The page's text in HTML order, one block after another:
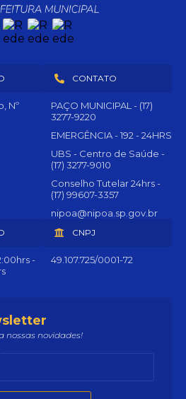
Nº
CONTATO
PAÇO MUNICIPAL - (17)
3277-9220
EMERGÊNCIA - 192 - 24HRS
UBS - Centro de Saúde -
(17) 3277-9010
Conselho Tutelar 24hrs -
(17) 99607-3357
nipoa@nipoa.sp.gov.br
-
CNPJ
49.107.725/0001-72
nossas novidades!